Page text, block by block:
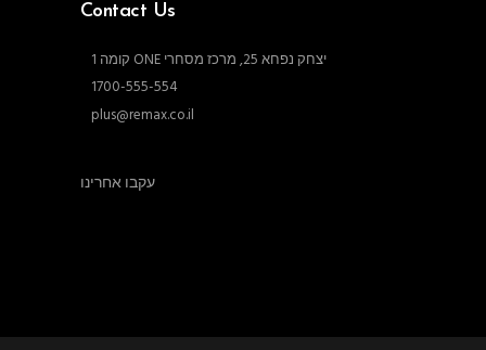
Contact Us
יצחק נפחא 25, מרכז מסחרי ONE קומה 1
1700-555-554
plus@remax.co.il
עקבו אחרינו